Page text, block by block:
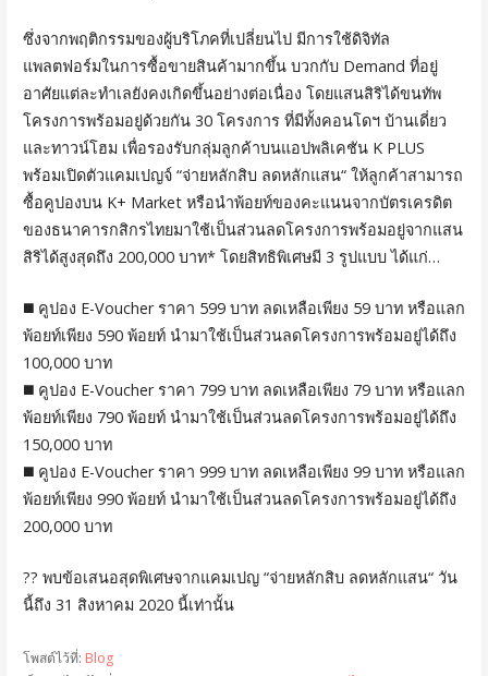
ซึ่งจากพฤติกรรมของผู้บริโภคที่เปลี่ยนไป มีการใช้ดิจิทัล
แพลตฟอร์มในการซื้อขายสินค้ามากขึ้น บวกกับ Demand ที่อยู่
อาศัยแต่ละทำเลยังคงเกิดขึ้นอย่างต่อเนื่อง โดยแสนสิริได้ขนทัพ
โครงการพร้อมอยู่ด้วยกัน 30 โครงการ ที่มีทั้งคอนโดฯ บ้านเดี่ยว
และทาวน์โฮม เพื่อรองรับกลุ่มลูกค้าบนแอปพลิเคชัน K PLUS
พร้อมเปิดตัวแคมเปญจ์ “จ่ายหลักสิบ ลดหลักแสน“ ให้ลูกค้าสามารถ
ซื้อคูปองบน K+ Market หรือนำพ้อยท์ของคะแนนจากบัตรเครดิต
ของธนาคารกสิกรไทยมาใช้เป็นส่วนลดโครงการพร้อมอยู่จากแสน
สิริได้สูงสุดถึง 200,000 บาท* โดยสิทธิพิเศษมี 3 รูปแบบ ได้แก่…
◼️คูปอง E-Voucher ราคา 599 บาท ลดเหลือเพียง 59 บาท หรือแลก
พ้อยท์เพียง 590 พ้อยท์ นำมาใช้เป็นส่วนลดโครงการพร้อมอยู่ได้ถึง
100,000 บาท
◼️คูปอง E-Voucher ราคา 799 บาท ลดเหลือเพียง 79 บาท หรือแลก
พ้อยท์เพียง 790 พ้อยท์ นำมาใช้เป็นส่วนลดโครงการพร้อมอยู่ได้ถึง
150,000 บาท
◼️คูปอง E-Voucher ราคา 999 บาท ลดเหลือเพียง 99 บาท หรือแลก
พ้อยท์เพียง 990 พ้อยท์ นำมาใช้เป็นส่วนลดโครงการพร้อมอยู่ได้ถึง
200,000 บาท
?? พบข้อเสนอสุดพิเศษจากแคมเปญ “จ่ายหลักสิบ ลดหลักแสน“ วัน
นี้ถึง 31 สิงหาคม 2020 นี้เท่านั้น
โพสต์ไว้ที่: Blog